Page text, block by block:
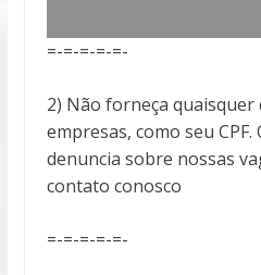
=-=-=-=-=-
2) Não forneça quaisquer
empresas, como seu
denuncia sobre nossas
contato conosco
=-=-=-=-=-